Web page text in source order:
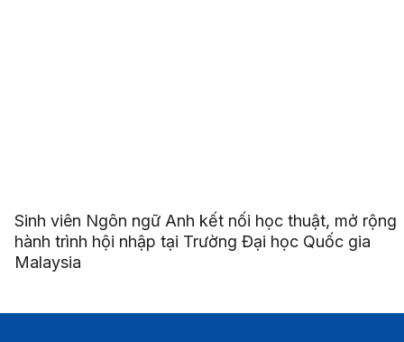
Sinh viên Ngôn ngữ Anh kết nối học thuật, mở rộng
hành trình hội nhập tại Trường Đại học Quốc gia
Malaysia